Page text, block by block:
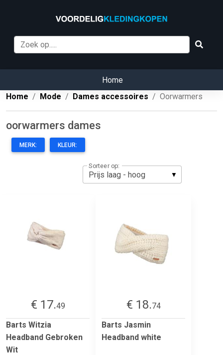
Home
Home
Mode Dames accessoires Oorwarmers
oorwarmers dames
MERK: KLEUR:
Sorteer op:
€ 17.49
Barts Witzia
Headband Gebroken
Wit
€ 18.74
Barts Jasmin
Headband white